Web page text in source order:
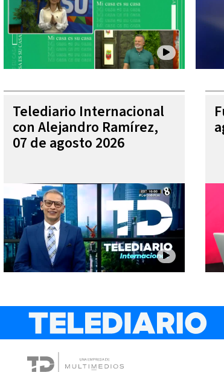
Telediario Internacional
con Alejandro Ramírez,
07 de agosto 2026